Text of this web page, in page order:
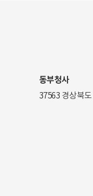
동부청사
37563 경상북